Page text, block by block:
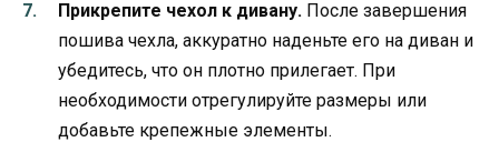
Прикрепите чехол к дивану. После завершения
пошива чехла, аккуратно наденьте его на диван и
убедитесь, что он плотно прилегает. При
необходимости отрегулируйте размеры или
добавьте крепежные элементы.